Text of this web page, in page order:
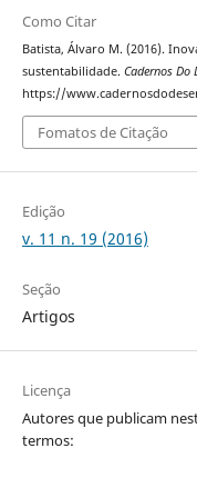
Como Citar
Batista, Álvaro M. (2016).
sustentabilidade. Cadernos Do
https://
Fomatos de Citação
Edição
v. 11 n. 19 (2016)
Seção
Artigos
Licença
Autores que publicam
termos: